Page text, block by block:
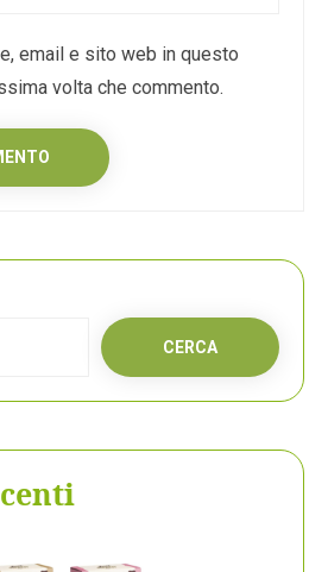
email e sito web in questo
volta che commento.
CERCA